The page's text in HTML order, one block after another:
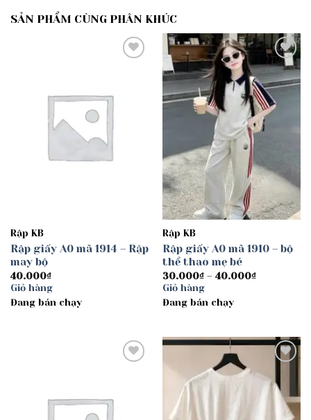
SẢN PHẨM CÙNG PHÂN KHÚC
Rập KB
Rập giấy A0 mã 1914 – Rập
may bộ
40.000₫
Giỏ hàng
Đang bán chạy
Add to
wishlist
Rập KB
Rập giấy A0 mã 1910 – bộ
thể thao mẹ bé
30.000₫ – 40.000₫Khoảng
Giỏ hàng
Đang bán chạy
wishlist